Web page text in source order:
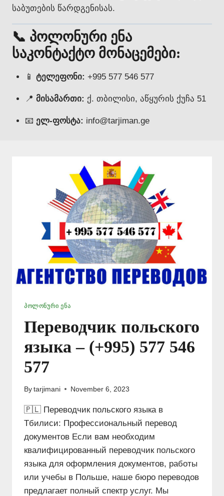
საბუთების წარდგენისას.
📞 პოლონური ენა
საკონტაქტო მონაცემები:
📱 ტელეფონი: +995 577 546 577
📍 მისამართი: ქ. თბილისი, აწყურის ქუჩა 51
📧 ელ-ფოსტა: info@tarjiman.ge
ᲞᲝᲚᲝᲜᲣᲠᲘ ᲔᲜᲐ
Переводчик польского
языка – (+995) 577 546
577
By tarjimani November 6, 2023
🇵🇱 Переводчик польского языка в
Тбилиси: Профессиональный перевод
документов Если вам необходим
квалифицированный переводчик польского
языка для оформления документов, работы
или учебы в Польше, наше бюро переводов
предлагает полный спектр услуг. Мы